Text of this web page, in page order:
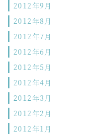
2012年9月
2012年8月
2012年7月
2012年6月
2012年5月
2012年4月
2012年3月
2012年2月
2012年1月